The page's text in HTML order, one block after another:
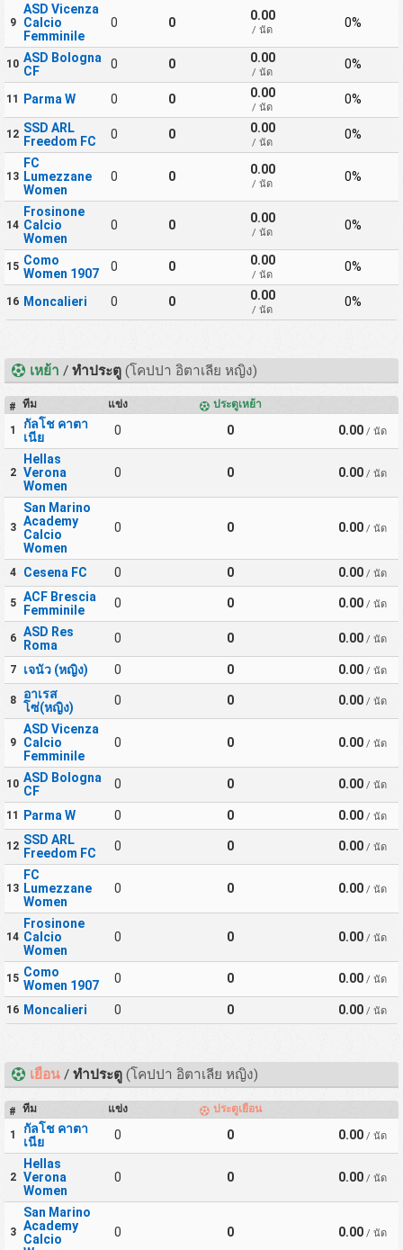
9
ASD Vicenza
Calcio
Femminile
0 0 0.00
/ นัด
0%
10 ASD Bologna
CF
0 0 0.00
/ นัด
0%
11 Parma W 0 0 0.00
/ นัด
0%
12 SSD ARL
Freedom FC
0 0 0.00
/ นัด
0%
13
FC
Lumezzane
Women
0 0 0.00
/ นัด
0%
14
Frosinone
Calcio
Women
0 0 0.00
/ นัด
0%
15 Como
Women 1907
0 0 0.00
/ นัด
0%
16 Moncalieri 0 0 0.00
/ นัด
0%
เหย้า /ทำประตู(โคปปา อิตาเลีย หญิง)
# ทีม แข่ง ประตูเหย้า
1
กัลโช คาตา
เนีย
0 0 0.00 / นัด
2
Hellas
Verona
Women
0 0 0.00 / นัด
3
San Marino
Academy
Calcio
Women
0 0 0.00 / นัด
4 Cesena FC 0 0 0.00 / นัด
5
ACF Brescia
Femminile
0 0 0.00 / นัด
6
ASD Res
Roma
0 0 0.00 / นัด
7 เจนัว (หญิง) 0 0 0.00 / นัด
8
อาเรส
โซ่(หญิง)
0 0 0.00 / นัด
9
ASD Vicenza
Calcio
Femminile
0 0 0.00 / นัด
10 ASD Bologna
CF
0 0 0.00 / นัด
11 Parma W 0 0 0.00 / นัด
12 SSD ARL
Freedom FC
0 0 0.00 / นัด
13
FC
Lumezzane
Women
0 0 0.00 / นัด
14
Frosinone
Calcio
Women
0 0 0.00 / นัด
15 Como
Women 1907
0 0 0.00 / นัด
16 Moncalieri 0 0 0.00 / นัด
เยือน /ทำประตู(โคปปา อิตาเลีย หญิง)
# ทีม แข่ง ประตูเยือน
1
กัลโช คาตา
เนีย
0 0 0.00 / นัด
2
Hellas
Verona
Women
0 0 0.00 / นัด
3
San Marino
Academy
Calcio
0 0 0.00 / นัด